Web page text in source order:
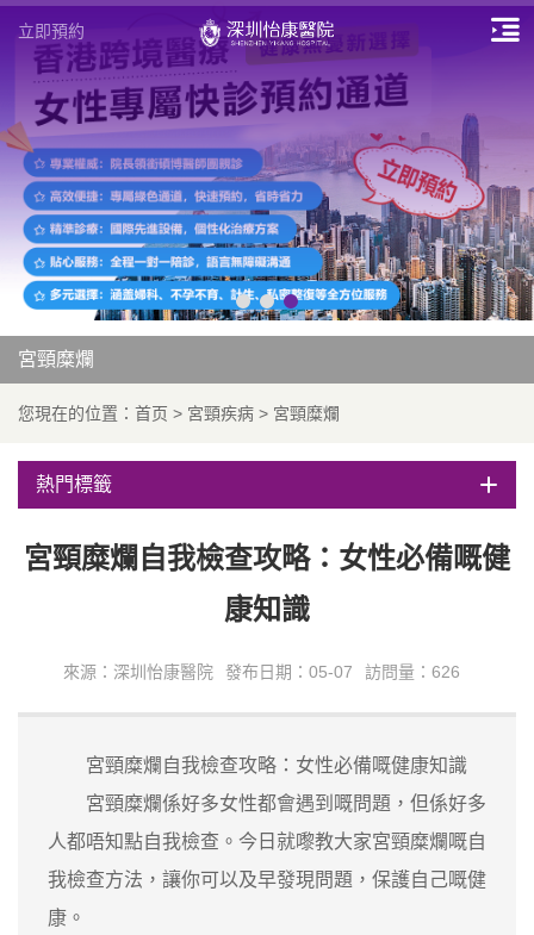
立即預約
宮頸糜爛
您現在的位置： 首页 > 宮頸疾病 > 宮頸糜爛
熱門標籤
宮頸糜爛自我檢查攻略：女性必備嘅健
康知識
來源：深圳怡康醫院 發布日期：05-07 訪問量：626
宮頸糜爛自我檢查攻略：女性必備嘅健康知識
宮頸糜爛係好多女性都會遇到嘅問題，但係好多
人都唔知點自我檢查。今日就嚟教大家宮頸糜爛嘅自
我檢查方法，讓你可以及早發現問題，保護自己嘅健
康。